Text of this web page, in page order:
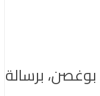
بوغصن، برسالة